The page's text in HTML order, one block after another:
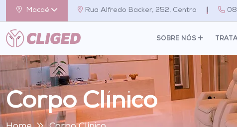
Macaé Rua Alfredo Backer, 252, Centro
SOBRE NÓS
Corpo Clínico